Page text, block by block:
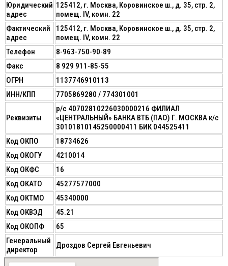
Юридический
адрес
125412, г. Москва, Коровинское ш., д. 35, стр. 2,
помещ. IV, комн. 22
Фактический
адрес
125412, г. Москва, Коровинское ш., д. 35, стр. 2,
помещ. IV, комн. 22
Телефон
8-963-750-90-89
Факс
8 929 911-85-55
ОГРН
1137746910113
ИНН/КПП
7705869280 / 774301001
Реквизиты
р/с 40702810226030000216 ФИЛИАЛ
«ЦЕНТРАЛЬНЫЙ» БАНКА ВТБ (ПАО) Г. МОСКВА к/с
30101810145250000411 БИК 044525411
Код ОКПО
18734626
Код ОКОГУ
4210014
Код ОКФС
16
Код ОКАТО
45277577000
Код ОКТМО
45340000
Код ОКВЭД
45.21
Код ОКОПФ
65
Генеральный
директор
Дроздов Сергей Евгеньевич